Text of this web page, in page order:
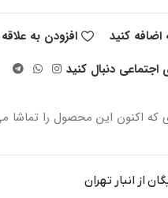
کنید
افزودن به
اجتماعی دنبال کنید
که اکنون این محصول را تماشا
از انبار تهران